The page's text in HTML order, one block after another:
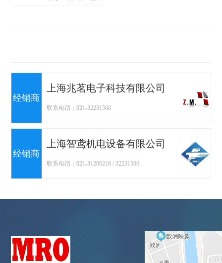
经销商
上海兆茗电子科技有限公司
联系电话：021-32231568
经销商
上海智鸢机电设备有限公司
联系电话：021-31200218 / 32231566